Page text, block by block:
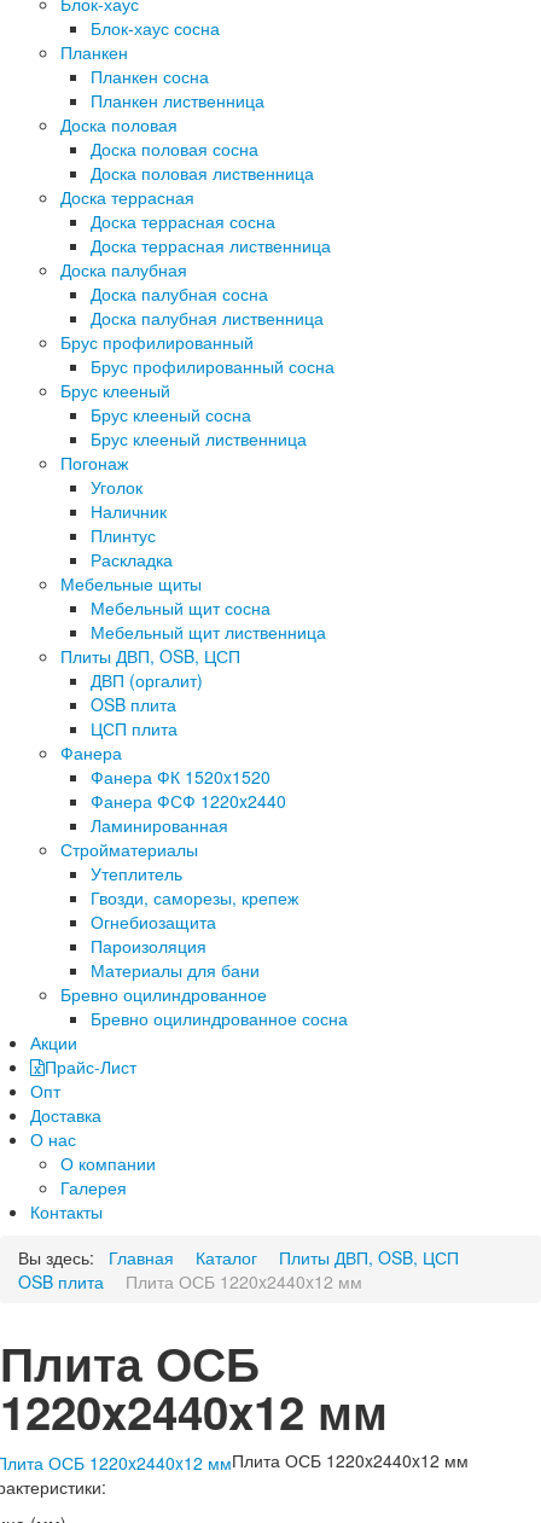
Блок-хаус сосна
Планкен
Планкен сосна
Планкен лиственница
Доска половая
Доска половая сосна
Доска половая лиственница
Доска террасная
Доска террасная сосна
Доска террасная лиственница
Доска палубная
Доска палубная сосна
Доска палубная лиственница
Брус профилированный
Брус профилированный сосна
Брус клееный
Брус клееный сосна
Брус клееный лиственница
Погонаж
Уголок
Наличник
Плинтус
Раскладка
Мебельные щиты
Мебельный щит сосна
Мебельный щит лиственница
Плиты ДВП, OSB, ЦСП
ДВП (оргалит)
OSB плита
ЦСП плита
Фанера
Фанера ФК 1520x1520
Фанера ФСФ 1220x2440
Ламинированная
Стройматериалы
Утеплитель
Гвозди, саморезы, крепеж
Огнебиозащита
Пароизоляция
Материалы для бани
Бревно оцилиндрованное
Бревно оцилиндрованное сосна
Акции
Прайс-Лист
Опт
Доставка
О нас
О компании
Галерея
Контакты
Вы здесь:
Главная Каталог
Плиты ДВП, OSB, ЦСП
OSB плита
Плита ОСБ 1220x2440x12 мм
Плита ОСБ
1220x2440x12 мм
Плита ОСБ 1220x2440x12 мм